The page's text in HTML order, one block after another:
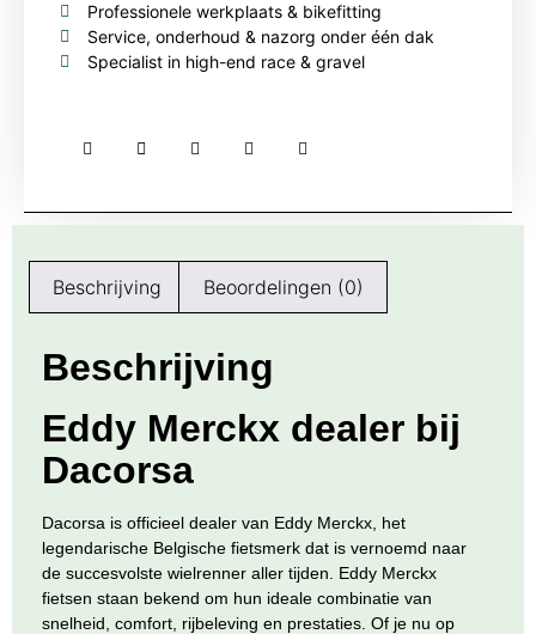
Professionele werkplaats & bikefitting
Service, onderhoud & nazorg onder één dak
Specialist in high-end race & gravel
Beschrijving Beoordelingen (0)
Beschrijving
Eddy Merckx dealer bij
Dacorsa
Dacorsa is officieel dealer van Eddy Merckx , het
legendarische Belgische fietsmerk dat is vernoemd naar
de succesvolste wielrenner aller tijden. Eddy Merckx
fietsen staan bekend om hun ideale combinatie van
snelheid, comfort, rijbeleving en prestaties. Of je nu op